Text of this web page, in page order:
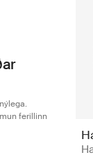
ferillinn